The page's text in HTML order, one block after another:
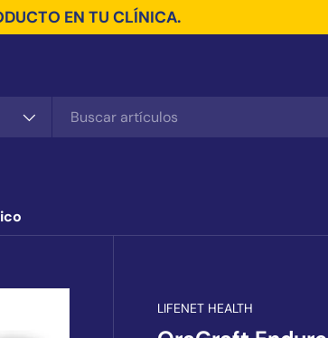
EN TU CLÍNICA.
LIFENET HEALTH